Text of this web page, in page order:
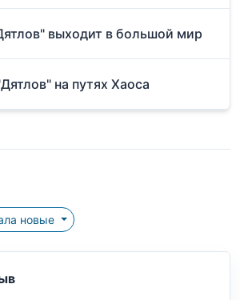
выходит в большой мир
на путях Хаоса
Сначала новые